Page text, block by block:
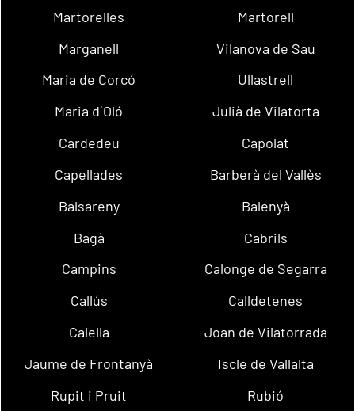
Martorelles
Martorell
Marganell
Vilanova de Sau
Maria de Corcó
Ullastrell
Maria d´Oló
Julià de Vilatorta
Cardedeu
Capolat
Capellades
Barberà del Vallès
Balsareny
Balenyà
Bagà
Cabrils
Campins
Calonge de Segarra
Callús
Calldetenes
Calella
Joan de Vilatorrada
Jaume de Frontanyà
Iscle de Vallalta
Rupit i Pruit
Rubió